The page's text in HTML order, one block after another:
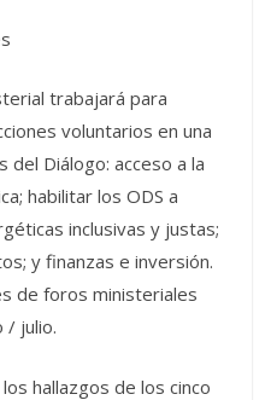
trabajará para
voluntarios en una
del Diálogo: acceso a la
habilitar los ODS a
inclusivas y justas;
y finanzas e inversión.
de foros ministeriales
/ julio.
hallazgos de los cinco